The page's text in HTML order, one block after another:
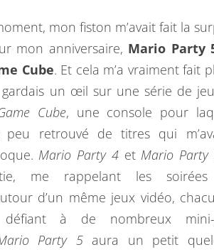
D
E
O
K
mon fiston m’avait fait la
mon anniversaire, Mario Party
Cube. Et cela m’a vraiment fait
gardais un œil sur une série de
Cube, une console pour
peu retrouvé de titres qui
Mario Party 4et Mario Party
me rappelant les
d’un même jeux vidéo,
à de nombreux mini-
Party 5aura un petit